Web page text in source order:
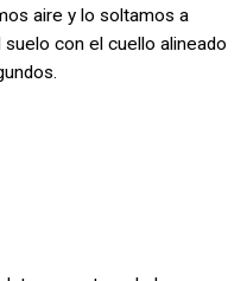
aire y lo soltamos a
con el cuello alineado